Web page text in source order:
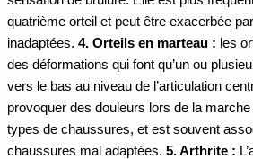
quatrième orteil et peut être exacerbée
inadaptées. 4. Orteils en marteau : les
des déformations qui font qu’un ou
vers le bas au niveau de l’articulation
provoquer des douleurs lors de la
types de chaussures, et est souvent
chaussures mal adaptées. 5. Arthrite :